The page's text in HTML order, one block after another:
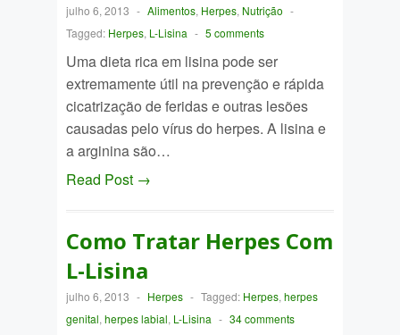
julho 6, 2013 - Alimentos, Herpes, Nutrição -
Tagged: Herpes, L-Lisina - 5 comments
Uma dieta rica em lisina pode ser
extremamente útil na prevenção e rápida
cicatrização de feridas e outras lesões
causadas pelo vírus do herpes. A lisina e
a arginina são…
Read Post →
Como Tratar Herpes Com
L-Lisina
julho 6, 2013 - Herpes - Tagged: Herpes, herpes
genital, herpes labial, L-Lisina - 34 comments